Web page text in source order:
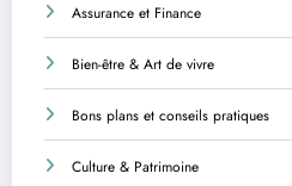
Assurance et Finance
Bien-être & Art de vivre
Bons plans et conseils pratiques
Culture & Patrimoine